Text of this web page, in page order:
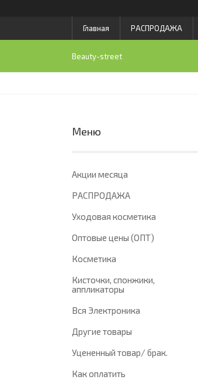
Главная РАСПРОДАЖА
Beauty-street
Акции месяца
РАСПРОДАЖА
Уходовая косметика
Оптовые цены (ОПТ)
Косметика
Кисточки, спонжики,
аппликаторы
Вся Электроника
Другие товары
Уцененный товар/ брак.
Как оплатить